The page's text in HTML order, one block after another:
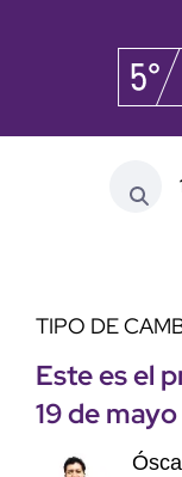
TIPO DE
Este es el
19 de mayo